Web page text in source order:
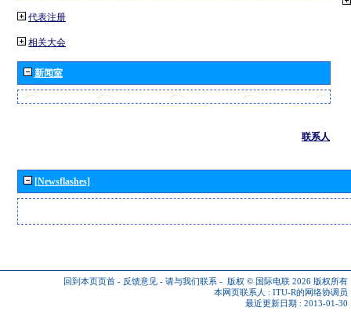
代表注册
相关大会
新闻室
联系人
[Newsflashes]
回到本页页首 - 反馈意见 - 请与我们联系 - 版权 © 国际电联 2026 版权所有
本网页联系人 : ITU-R的网络协调员
最近更新日期 : 2013-01-30